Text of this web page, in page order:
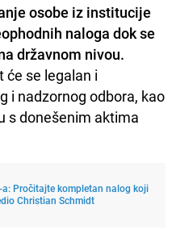
osobe iz institucije
naloga dok se
državnom nivou.
će se legalan i
i nadzornog odbora, kao
s donešenim aktima
a: Pročitajte kompletan nalog koji
Christian Schmidt